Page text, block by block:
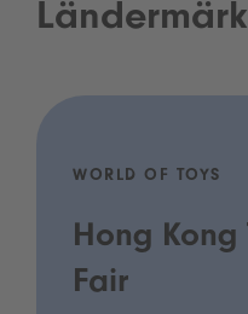
WORLD OF TOYS
Hong Kong
Fair